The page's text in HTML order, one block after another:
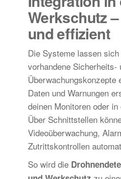
Werkschutz
und effizient
Die Systeme lassen
vorhandene Sicherheits-
Überwachungskonzepte
Daten und Warnungen
deinen Monitoren oder
Über Schnittstellen
Videoüberwachung,
Zutrittskontrollen
So wird die